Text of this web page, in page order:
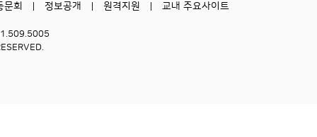
문회 정보공개 원격지원 교내 주요사이트